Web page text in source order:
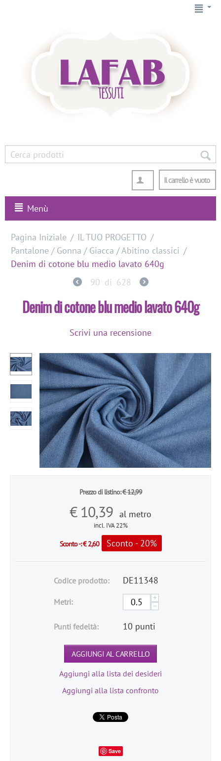
Il carrello è vuoto
Menù
Pagina Iniziale / IL TUO PROGETTO /
Pantalone / Gonna / Giacca / Abitino classici /
Denim di cotone blu medio lavato 640g
90 di 628
Denim di cotone blu medio lavato 640g
Scrivi una recensione
Prezzo di listino:€12,99
€ 10,39 al metro
incl. IVA 22%
Sconto -:€2,60 Sconto - 20%
Codice prodotto: DE11348
Metri:
+
−
Punti fedeltà: 10 punti
AGGIUNGI AL CARRELLO
Aggiungi alla lista dei desideri
Aggiungi alla lista confronto
Save